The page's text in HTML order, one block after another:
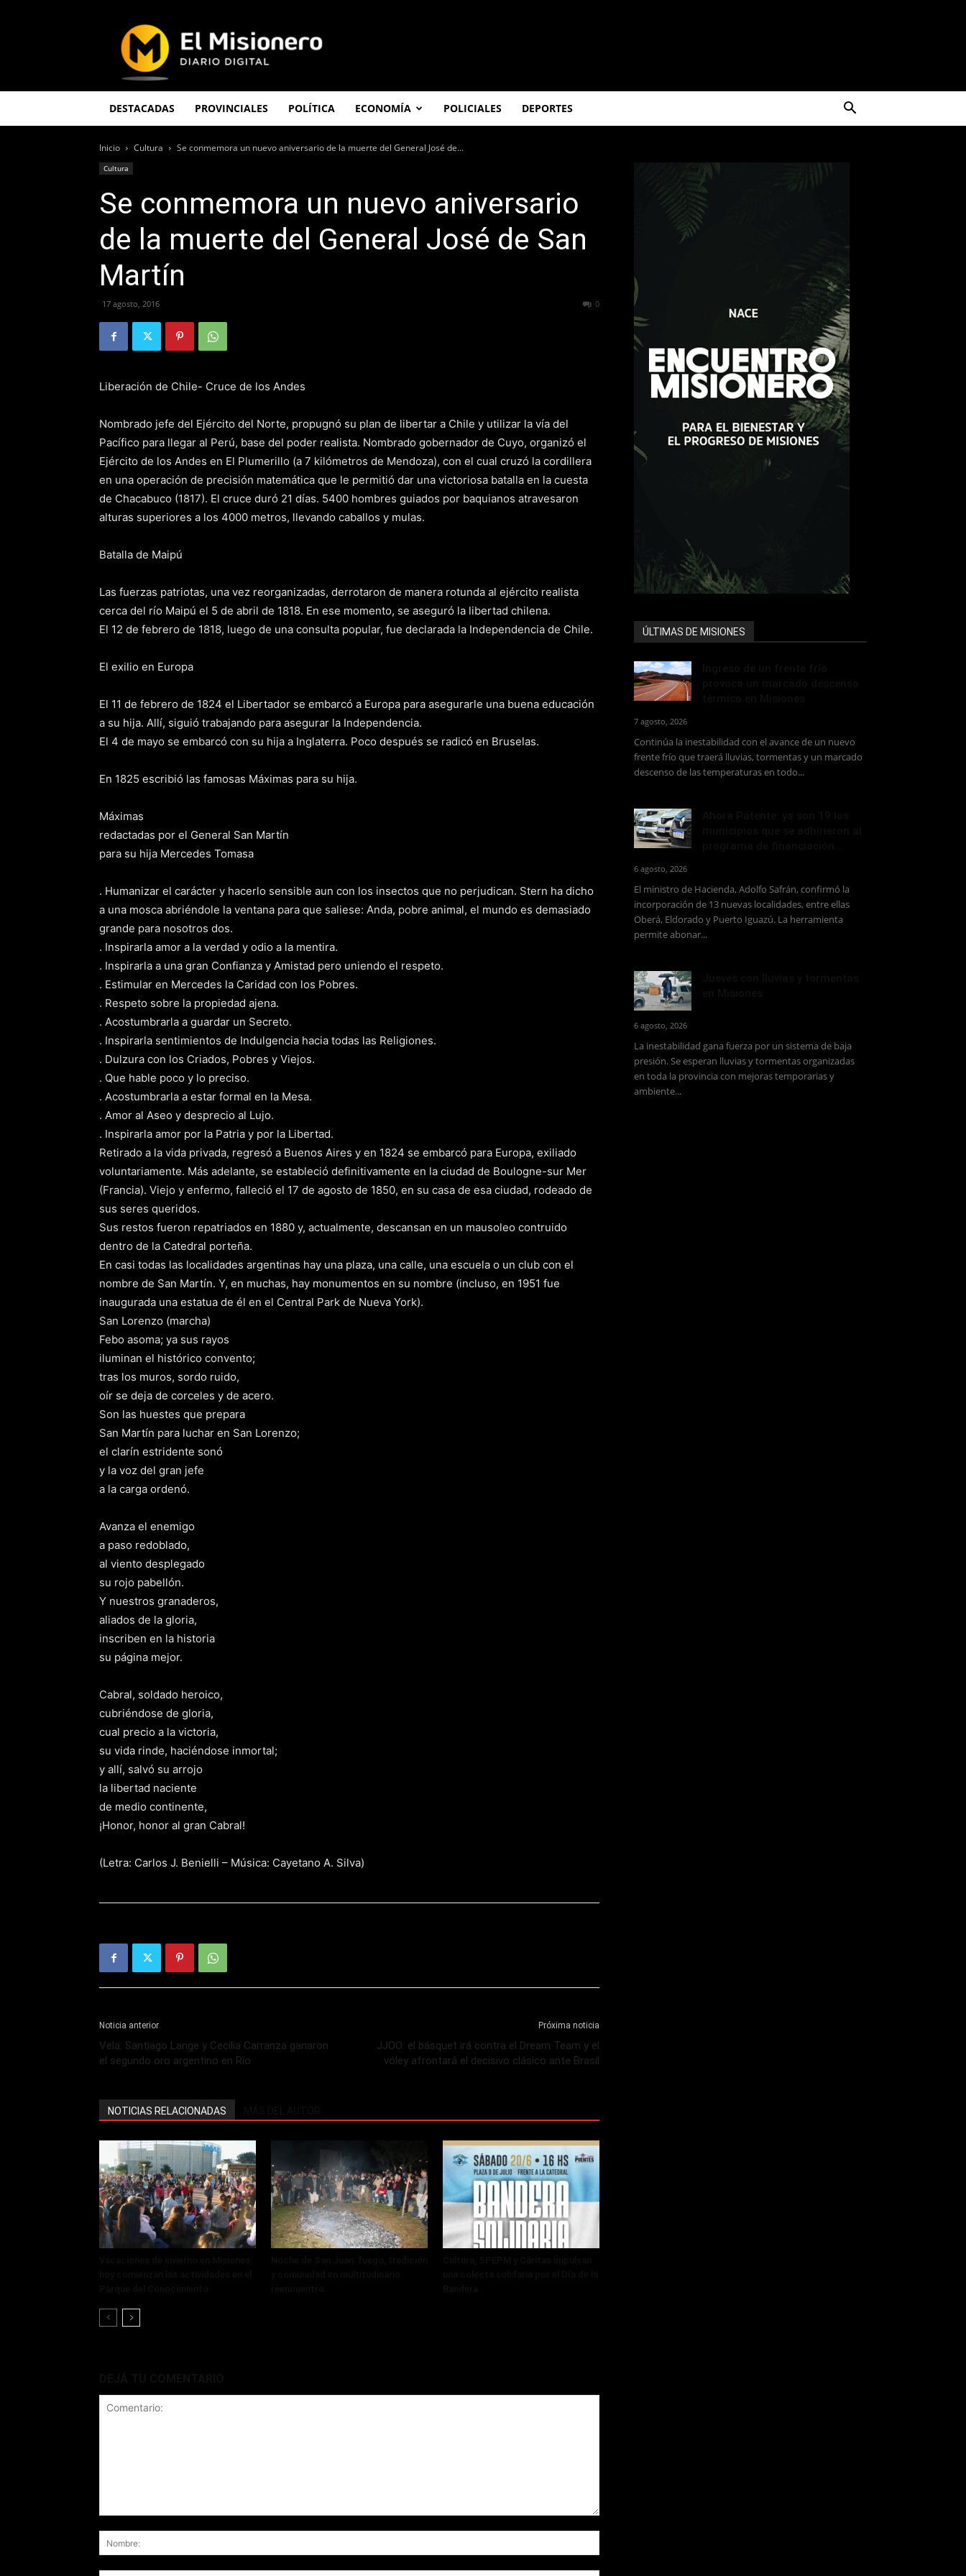
Misionero
DESTACADAS PROVINCIALES POLÍTICA ECONOMÍA POLICIALES DEPORTES
Inicio Cultura Se conmemora un nuevo aniversario de la muerte del General José de...
Cultura
Se conmemora un nuevo aniversario
de la muerte del General José de San
Martín
17 agosto, 2016 0
Liberación de Chile- Cruce de los Andes
Nombrado jefe del Ejército del Norte, propugnó su plan de libertar a Chile y utilizar la vía del
Pacífico para llegar al Perú, base del poder realista. Nombrado gobernador de Cuyo, organizó el
Ejército de los Andes en El Plumerillo (a 7 kilómetros de Mendoza), con el cual cruzó la cordillera
en una operación de precisión matemática que le permitió dar una victoriosa batalla en la cuesta
de Chacabuco (1817). El cruce duró 21 días. 5400 hombres guiados por baquianos atravesaron
alturas superiores a los 4000 metros, llevando caballos y mulas.
Batalla de Maipú
Las fuerzas patriotas, una vez reorganizadas, derrotaron de manera rotunda al ejército realista
cerca del río Maipú el 5 de abril de 1818. En ese momento, se aseguró la libertad chilena.
El 12 de febrero de 1818, luego de una consulta popular, fue declarada la Independencia de Chile.
El exilio en Europa
El 11 de febrero de 1824 el Libertador se embarcó a Europa para asegurarle una buena educación
a su hija. Allí, siguió trabajando para asegurar la Independencia.
El 4 de mayo se embarcó con su hija a Inglaterra. Poco después se radicó en Bruselas.
En 1825 escribió las famosas Máximas para su hija.
Máximas
redactadas por el General San Martín
para su hija Mercedes Tomasa
. Humanizar el carácter y hacerlo sensible aun con los insectos que no perjudican. Stern ha dicho
a una mosca abriéndole la ventana para que saliese: Anda, pobre animal, el mundo es demasiado
grande para nosotros dos.
. Inspirarla amor a la verdad y odio a la mentira.
. Inspirarla a una gran Confianza y Amistad pero uniendo el respeto.
. Estimular en Mercedes la Caridad con los Pobres.
. Respeto sobre la propiedad ajena.
. Acostumbrarla a guardar un Secreto.
. Inspirarla sentimientos de Indulgencia hacia todas las Religiones.
. Dulzura con los Criados, Pobres y Viejos.
. Que hable poco y lo preciso.
. Acostumbrarla a estar formal en la Mesa.
. Amor al Aseo y desprecio al Lujo.
. Inspirarla amor por la Patria y por la Libertad.
Retirado a la vida privada, regresó a Buenos Aires y en 1824 se embarcó para Europa, exiliado
voluntariamente. Más adelante, se estableció definitivamente en la ciudad de Boulogne-sur Mer
(Francia). Viejo y enfermo, falleció el 17 de agosto de 1850, en su casa de esa ciudad, rodeado de
sus seres queridos.
Sus restos fueron repatriados en 1880 y, actualmente, descansan en un mausoleo contruido
dentro de la Catedral porteña.
En casi todas las localidades argentinas hay una plaza, una calle, una escuela o un club con el
nombre de San Martín. Y, en muchas, hay monumentos en su nombre (incluso, en 1951 fue
inaugurada una estatua de él en el Central Park de Nueva York).
San Lorenzo (marcha)
Febo asoma; ya sus rayos
iluminan el histórico convento;
tras los muros, sordo ruido,
oír se deja de corceles y de acero.
Son las huestes que prepara
San Martín para luchar en San Lorenzo;
el clarín estridente sonó
y la voz del gran jefe
a la carga ordenó.
Avanza el enemigo
a paso redoblado,
al viento desplegado
su rojo pabellón.
Y nuestros granaderos,
aliados de la gloria,
inscriben en la historia
su página mejor.
Cabral, soldado heroico,
cubriéndose de gloria,
cual precio a la victoria,
su vida rinde, haciéndose inmortal;
y allí, salvó su arrojo
la libertad naciente
de medio continente,
¡Honor, honor al gran Cabral!
(Letra: Carlos J. Benielli – Música: Cayetano A. Silva)
Noticia anterior
Vela: Santiago Lange y Cecilia Carranza ganaron
el segundo oro argentino en Río
Próxima noticia
JJOO: el básquet irá contra el Dream Team y el
vóley afrontará el decisivo clásico ante Brasil
NOTICIAS RELACIONADAS
ÚLTIMAS DE MISIONES
7 agosto, 2026
Continúa la inestabilidad con el avance de un nuevo
frente frío que traerá lluvias, tormentas y un marcado
descenso de las temperaturas en todo...
6 agosto, 2026
El ministro de Hacienda, Adolfo Safrán, confirmó la
incorporación de 13 nuevas localidades, entre ellas
Oberá, Eldorado y Puerto Iguazú. La herramienta
permite abonar...
6 agosto, 2026
La inestabilidad gana fuerza por un sistema de baja
presión. Se esperan lluvias y tormentas organizadas
en toda la provincia con mejoras temporarias y
ambiente...